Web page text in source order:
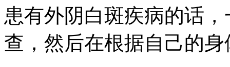
患有外阴白斑疾病的话
查，然后在根据自己的